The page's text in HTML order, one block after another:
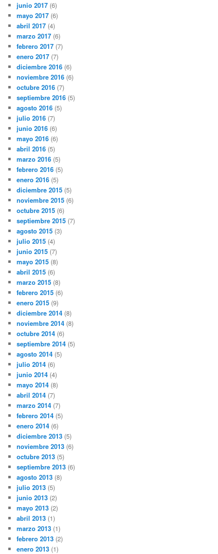
junio 2017 (6)
mayo 2017 (6)
abril 2017 (4)
marzo 2017 (6)
febrero 2017 (7)
enero 2017 (7)
diciembre 2016 (6)
noviembre 2016 (6)
octubre 2016 (7)
septiembre 2016 (5)
agosto 2016 (5)
julio 2016 (7)
junio 2016 (6)
mayo 2016 (6)
abril 2016 (5)
marzo 2016 (5)
febrero 2016 (5)
enero 2016 (5)
diciembre 2015 (5)
noviembre 2015 (6)
octubre 2015 (6)
septiembre 2015 (7)
agosto 2015 (3)
julio 2015 (4)
junio 2015 (7)
mayo 2015 (8)
abril 2015 (6)
marzo 2015 (8)
febrero 2015 (6)
enero 2015 (9)
diciembre 2014 (8)
noviembre 2014 (8)
octubre 2014 (6)
septiembre 2014 (5)
agosto 2014 (5)
julio 2014 (6)
junio 2014 (4)
mayo 2014 (8)
abril 2014 (7)
marzo 2014 (7)
febrero 2014 (5)
enero 2014 (6)
diciembre 2013 (5)
noviembre 2013 (6)
octubre 2013 (5)
septiembre 2013 (6)
agosto 2013 (8)
julio 2013 (5)
junio 2013 (2)
mayo 2013 (2)
abril 2013 (1)
marzo 2013 (1)
febrero 2013 (2)
enero 2013 (1)